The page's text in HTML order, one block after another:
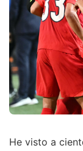
He visto a